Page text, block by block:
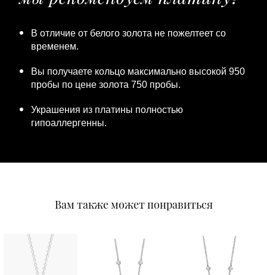
В отличие от белого золота не пожелтеет со
временем.
Вы получаете кольцо максимально высокой 950
пробы по цене золота 750 пробы.
Украшения из платины полностью
гипоаллергенны.
Вам также может понравиться